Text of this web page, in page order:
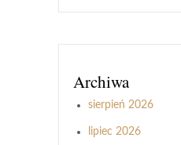
Archiwa
sierpień 2026
lipiec 2026